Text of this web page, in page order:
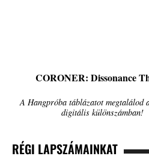
CORONER: Dissonance
A Hangpróba táblázatot megtalálod
digitális különszámban!
RÉGI LAPSZÁMAINKAT